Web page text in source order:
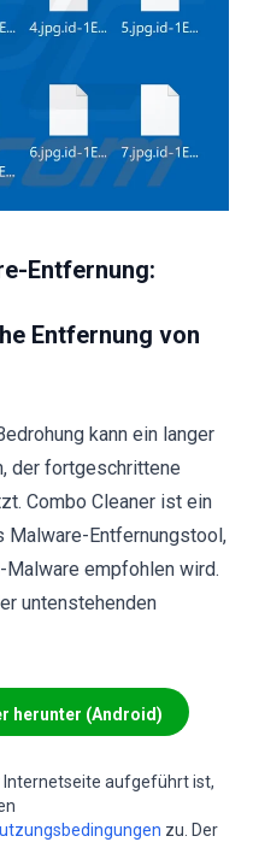
Entfernung:
Entfernung von
kann ein langer
der fortgeschrittene
Combo Cleaner ist ein
Entfernungstool,
Malware empfohlen wird.
untenstehenden
herunter (Android)
Internetseite aufgeführt ist,
zu. Der